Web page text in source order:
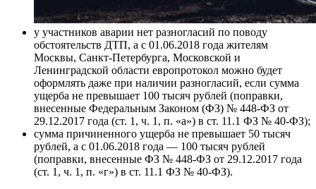
у участников аварии нет разногласий по поводу
обстоятельств ДТП, а с 01.06.2018 года жителям
Москвы, Санкт-Петербурга, Московской и
Ленинградской области европротокол можно будет
оформлять даже при наличии разногласий, если сумма
ущерба не превышает 100 тысяч рублей (поправки,
внесенные Федеральным Законом (ФЗ) № 448-ФЗ от
29.12.2017 года (ст. 1, ч. 1, п. «а») в ст. 11.1 ФЗ № 40-ФЗ);
сумма причиненного ущерба не превышает 50 тысяч
рублей, а с 01.06.2018 года — 100 тысяч рублей
(поправки, внесенные ФЗ № 448-ФЗ от 29.12.2017 года
(ст. 1, ч. 1, п. «г») в ст. 11.1 ФЗ № 40-ФЗ).